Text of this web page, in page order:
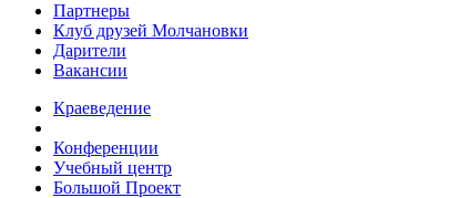
Партнеры
Клуб друзей Молчановки
Дарители
Вакансии
Краеведение
Конференции
Учебный центр
Большой Проект